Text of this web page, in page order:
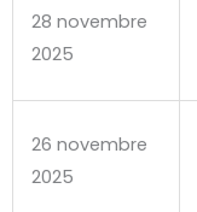
28 novembre
2025
26 novembre
2025